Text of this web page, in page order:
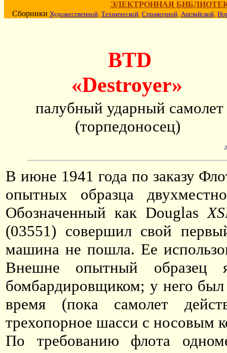
ЭЛЕКТРОННАЯ
Сборники Художественной, Технической, Справочной, Английской,
BTD
«Destroyer»
палубный ударный самолет
(торпедоносец)
В июне 1941 года по заказу
опытных образца
Обозначенный как Douglas
(03551) совершил свой
машина не пошла. Ее
Внешне опытный образец
бомбардировщиком; у него
время (пока самолет
трехопорное шасси с носовым
По требованию флота